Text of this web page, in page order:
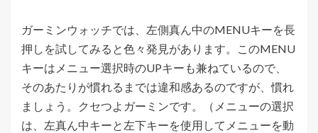
ガーミンウォッチでは、左側真ん中のMENUキーを長
押しを試してみると色々発見があります。このMENU
キーはメニュー選択時のUPキーも兼ねているので、
そのあたりが慣れるまでは違和感あるのですが、慣れ
ましょう。クセつよガーミンです。（メニューの選択
は、左真ん中キーと左下キーを使用してメニューを動